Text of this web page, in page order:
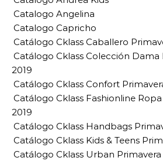
Catalogo Angelina
Catalogo Capricho
Catálogo Cklass Caballero
Catálogo Cklass Colección Dama
2019
Catálogo Cklass Confort
Catálogo Cklass Fashionline
2019
Catálogo Cklass Handbags
Catálogo Cklass Kids & Teens
Catálogo Cklass Urban Primavera